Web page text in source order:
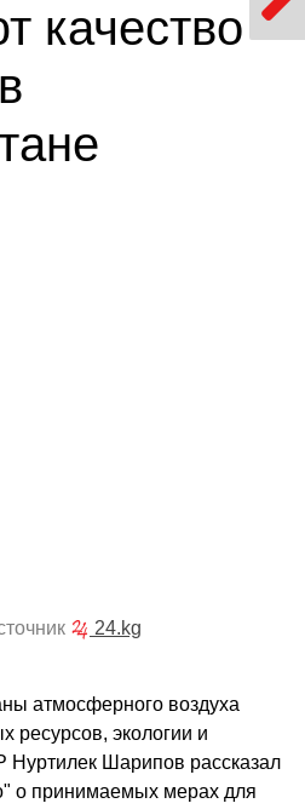
качество
24.kg
атмосферного воздуха
ресурсов, экологии и
Нуртилек Шарипов рассказал
о принимаемых мерах для